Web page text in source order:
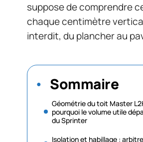
suppose de comprendre
chaque centimètre
interdit, du plancher au
Sommaire
Géométrie du toit Master
pourquoi le volume utile
du Sprinter
Isolation et habillage :